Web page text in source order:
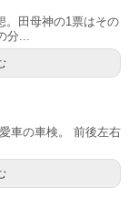
。田母神の1票はその
...
車の車検。 前後左右